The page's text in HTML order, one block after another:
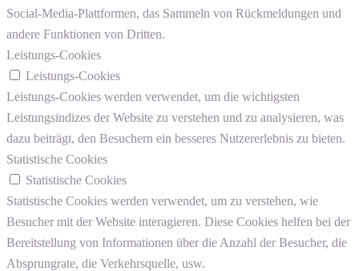
Social-Media-Plattformen, das Sammeln von Rückmeldungen und
andere Funktionen von Dritten.
Leistungs-Cookies
Leistungs-Cookies
Leistungs-Cookies werden verwendet, um die wichtigsten
Leistungsindizes der Website zu verstehen und zu analysieren, was
dazu beiträgt, den Besuchern ein besseres Nutzererlebnis zu bieten.
Statistische Cookies
Statistische Cookies
Statistische Cookies werden verwendet, um zu verstehen, wie
Besucher mit der Website interagieren. Diese Cookies helfen bei der
Bereitstellung von Informationen über die Anzahl der Besucher, die
Absprungrate, die Verkehrsquelle, usw.